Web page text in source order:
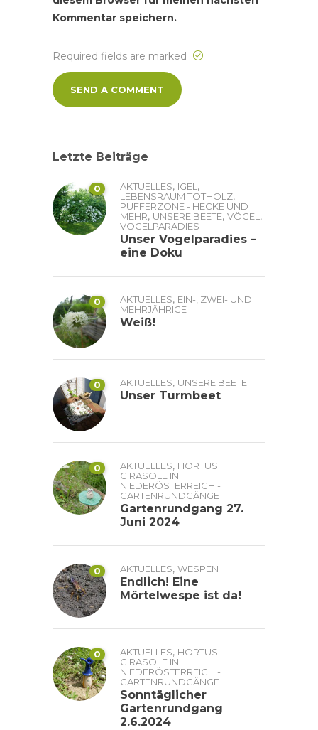
Kommentar speichern.
Required fields are marked
Letzte Beiträge
0 AKTUELLES, IGEL,
LEBENSRAUM TOTHOLZ,
PUFFERZONE - HECKE UND
MEHR, UNSERE BEETE, VÖGEL,
VOGELPARADIES
Unser Vogelparadies –
eine Doku
0 AKTUELLES, EIN-, ZWEI- UND
MEHRJÄHRIGE
Weiß!
0 AKTUELLES, UNSERE BEETE
Unser Turmbeet
0 AKTUELLES, HORTUS
GIRASOLE IN
NIEDERÖSTERREICH -
GARTENRUNDGÄNGE
Gartenrundgang 27.
Juni 2024
0 AKTUELLES, WESPEN
Endlich! Eine
Mörtelwespe ist da!
0 AKTUELLES, HORTUS
GIRASOLE IN
NIEDERÖSTERREICH -
GARTENRUNDGÄNGE
Sonntäglicher
Gartenrundgang
2.6.2024